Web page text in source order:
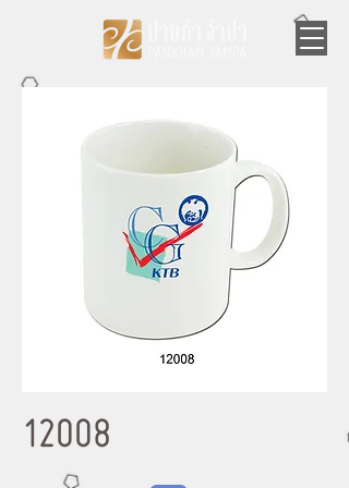
12008